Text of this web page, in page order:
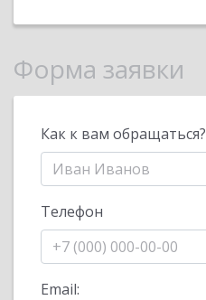
Форма заявки
Как к вам обращаться?
Телефон
Email: